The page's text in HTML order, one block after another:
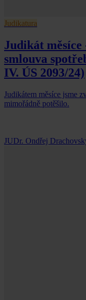
Judikatura
Judikát
smlouva
IV. ÚS 2093/24)
Judikátem měsíce jsme
mimořádně potěšilo.
JUDr. Ondřej